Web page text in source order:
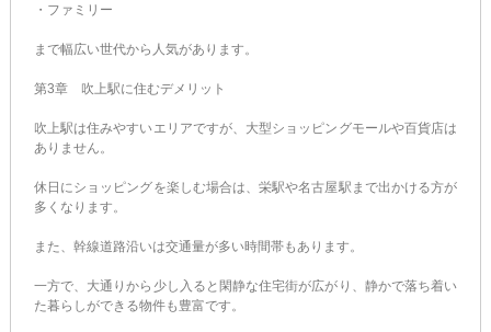
・ファミリー
まで幅広い世代から人気があります。
第3章 吹上駅に住むデメリット
吹上駅は住みやすいエリアですが、大型ショッピングモールや百貨店は
ありません。
休日にショッピングを楽しむ場合は、栄駅や名古屋駅まで出かける方が
多くなります。
また、幹線道路沿いは交通量が多い時間帯もあります。
一方で、大通りから少し入ると閑静な住宅街が広がり、静かで落ち着い
た暮らしができる物件も豊富です。